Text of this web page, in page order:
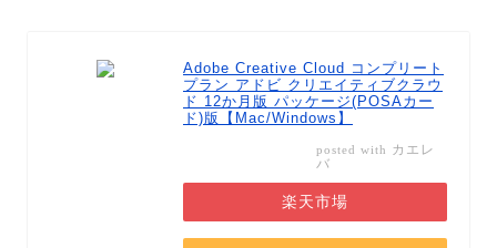
Adobe Creative Cloud コンプリート
プラン アドビ クリエイティブクラウ
ド 12か月版 パッケージ(POSAカー
ド)版【Mac/Windows】
posted with カエレ
バ
楽天市場